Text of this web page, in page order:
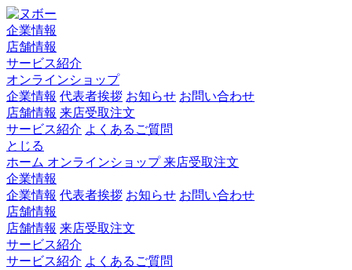
企業情報
店舗情報
サービス紹介
オンラインショップ
企業情報 代表者挨拶 お知らせ お問い合わせ
店舗情報 来店受取注文
サービス紹介 よくあるご質問
とじる
ホーム オンラインショップ来店受取注文
企業情報
企業情報 代表者挨拶 お知らせ お問い合わせ
店舗情報
店舗情報 来店受取注文
サービス紹介
サービス紹介 よくあるご質問